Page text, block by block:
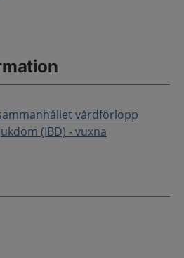
vårdförlopp
(IBD) - vuxna